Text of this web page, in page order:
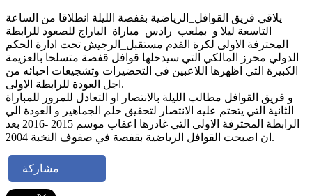
يلاقي فريق القوافل_الرياضية بقفصة الليلة انطلاقا من الساعة
التاسعة ليلا و بملعب_رادس مباراة_الباراج للصعود للرابطة
المحترفة الاولى لكرة القدم مستقبل_الرجيش تحت ادارة الحكم
الدولي محرز المالكي التي سيدخلها قوافل قفصة متسلحا بالعزيمة
الكبيرة التي اظهرها اللاعبين في التحضيرات وتشجيعات احبائه من
اجل العودة للرابطة الاولى.
و فريق القوافل مطالب الليلة بالانتصار او التعادل للمرور للمباراة
الثانية التي يتحتم عليه الانتصار لتحقيق حلم الجماهير و العودة الي
الرابطة المحترفة الاولى التي غادرها اعقاب موسم 2015 -2016 بعد
ان اصبحت القوافل الرياضية بقفصة في صفوف النخبة 2004.
مشاركة